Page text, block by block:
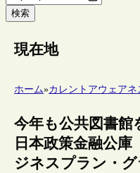
検索
現在地
ホーム»カレントアウェアネ
今年も公共図書館
日本政策金融公庫
ジネスプラン・グ